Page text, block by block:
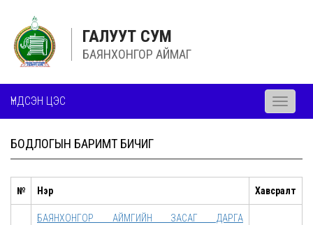
ГАЛУУТ СУМ
БАЯНХОНГОР АЙМАГ
ҮНДСЭН ЦЭС
Toggle
БОДЛОГЫН БАРИМТ БИЧИГ
№ Нэр Хавсралт
БАЯНХОНГОР АЙМГИЙН ЗАСАГ ДАРГА